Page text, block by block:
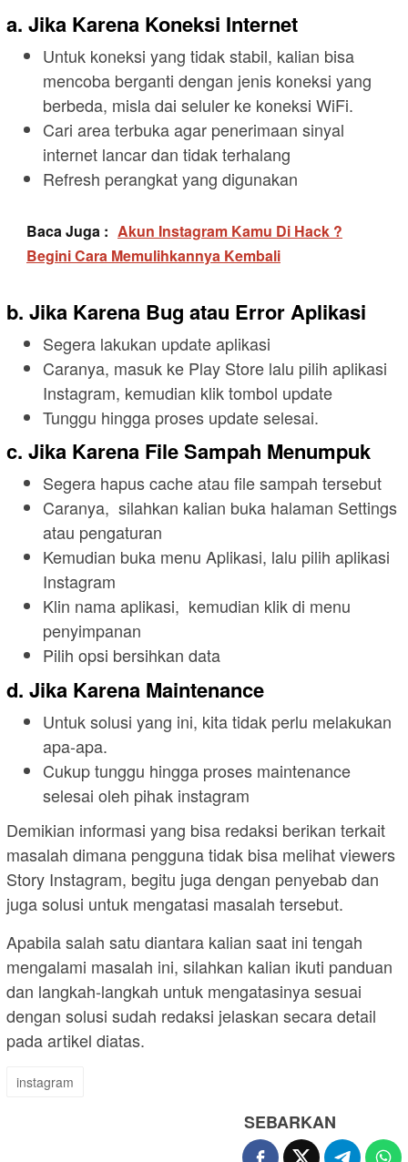
a. Jika Karena Koneksi Internet
Untuk koneksi yang tidak stabil, kalian bisa
mencoba berganti dengan jenis koneksi yang
berbeda, misla dai seluler ke koneksi WiFi.
Cari area terbuka agar penerimaan sinyal
internet lancar dan tidak terhalang
Refresh perangkat yang digunakan
Baca Juga : Akun Instagram Kamu Di Hack ?
Begini Cara Memulihkannya Kembali
b. Jika Karena Bug atau Error Aplikasi
Segera lakukan update aplikasi
Caranya, masuk ke Play Store lalu pilih aplikasi
Instagram, kemudian klik tombol update
Tunggu hingga proses update selesai.
c. Jika Karena File Sampah Menumpuk
Segera hapus cache atau file sampah tersebut
Caranya, silahkan kalian buka halaman Settings
atau pengaturan
Kemudian buka menu Aplikasi, lalu pilih aplikasi
Instagram
Klin nama aplikasi, kemudian klik di menu
penyimpanan
Pilih opsi bersihkan data
d. Jika Karena Maintenance
Untuk solusi yang ini, kita tidak perlu melakukan
apa-apa.
Cukup tunggu hingga proses maintenance
selesai oleh pihak instagram
Demikian informasi yang bisa redaksi berikan terkait
masalah dimana pengguna tidak bisa melihat viewers
Story Instagram, begitu juga dengan penyebab dan
juga solusi untuk mengatasi masalah tersebut.
Apabila salah satu diantara kalian saat ini tengah
mengalami masalah ini, silahkan kalian ikuti panduan
dan langkah-langkah untuk mengatasinya sesuai
dengan solusi sudah redaksi jelaskan secara detail
pada artikel diatas.
instagram
SEBARKAN